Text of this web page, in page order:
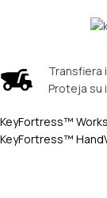
Transfiera
Proteja su
KeyFortress™
KeyFortress™